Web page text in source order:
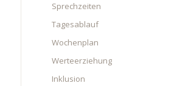
Sprechzeiten
Tagesablauf
Wochenplan
Werteerziehung
Inklusion